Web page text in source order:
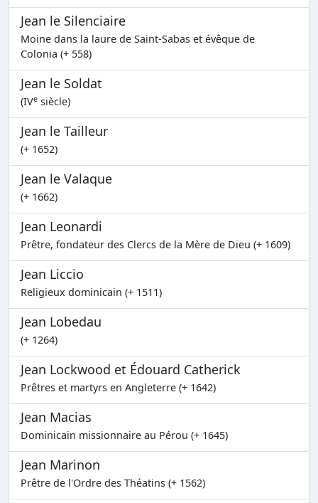
Jean le Silenciaire
Moine dans la laure de Saint-Sabas et évêque de
Colonia (+ 558)
Jean le Soldat
(IVe siècle)
Jean le Tailleur
(+ 1652)
Jean le Valaque
(+ 1662)
Jean Leonardi
Prêtre, fondateur des Clercs de la Mère de Dieu (+ 1609)
Jean Liccio
Religieux dominicain (+ 1511)
Jean Lobedau
(+ 1264)
Jean Lockwood et Édouard Catherick
Prêtres et martyrs en Angleterre (+ 1642)
Jean Macias
Dominicain missionnaire au Pérou (+ 1645)
Jean Marinon
Prêtre de l'Ordre des Théatins (+ 1562)